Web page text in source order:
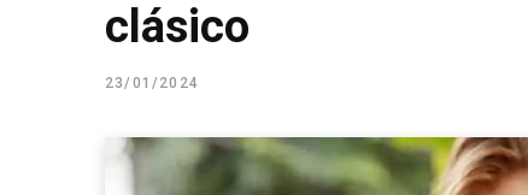
clásico
23/01/2024